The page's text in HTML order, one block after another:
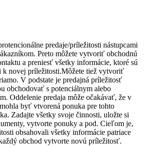
predaje/príležitosti nástupcami
Preto môžete vytvoriť obchodnú
a preniesť všetky informácie, ktoré sú
novej príležitosti.Môžete tiež vytvoriť
V podstate je predajná príležitosť
obchodovať s potenciálnym alebo
Oddelenie predaja môže očakávať, že v
byť vtvorená ponuka pre tohto
Zadajte všetky svoje činnosti, uložte si
vytvorte ponuky a pod. Cieľom je,
obsahovali všetky informácie patriace
obchod vytvorte novú príležitosť.